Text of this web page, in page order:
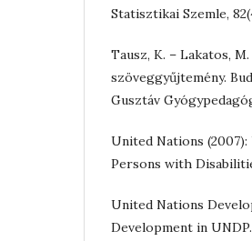
Statisztikai Szemle,
Tausz, K. – Lakatos,
szöveggyűjtemény.
Gusztáv
United Nations
Persons with
United Nations
Development in